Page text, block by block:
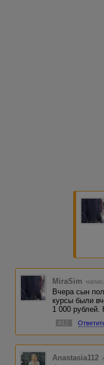
MiraSim
Вчера сын
курсы были
1 000 рублей.
#12
Anastasia112